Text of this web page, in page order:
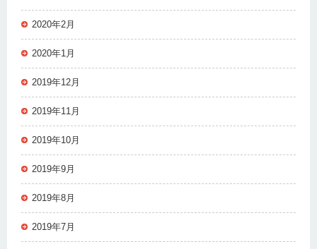
2020年2月
2020年1月
2019年12月
2019年11月
2019年10月
2019年9月
2019年8月
2019年7月